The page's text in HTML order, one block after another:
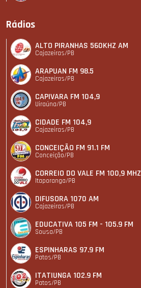
Rádios
ALTO PIRANHAS 560KHZ AM
Cajazeiras/PB
ARAPUAN FM 98.5
Cajazeiras/PB
CAPIVARA FM 104,9
Uiraúna/PB
CIDADE FM 104,9
Cajazeiras/PB
CONCEIÇÃO FM 91.1 FM
Conceição/PB
CORREIO DO VALE FM 100,9 MHZ
Itaporanga/PB
DIFUSORA 1070 AM
Cajazeiras/PB
EDUCATIVA 105 FM - 105.9 FM
Sousa/PB
ESPINHARAS 97.9 FM
Patos/PB
ITATIUNGA 102.9 FM
Patos/PB